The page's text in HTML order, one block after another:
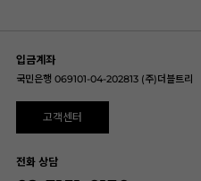
입금계좌
국민은행 069101-04-202813 (주)더블트리
고객센터
전화 상담